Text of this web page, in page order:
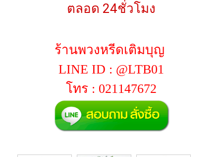
ตลอด 24ชั่วโมง
ร้านพวงหรีดเติมบุญ
LINE ID : @LTB01
โทร : 021147672